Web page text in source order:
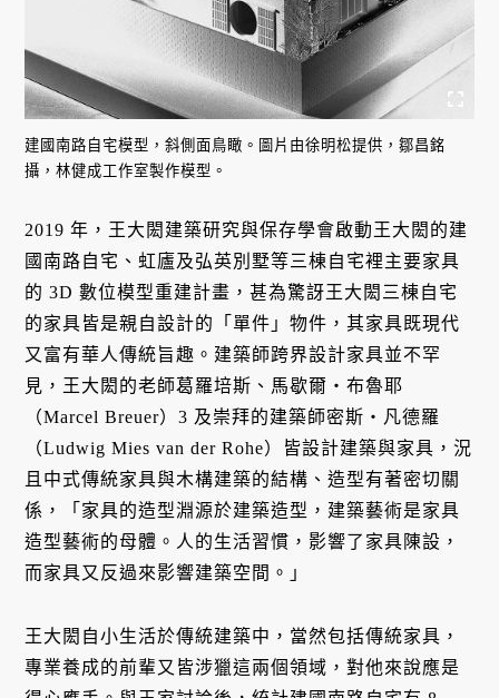
建國南路自宅模型，斜側面鳥瞰。圖片由徐明松提供，鄒昌銘
攝，林健成工作室製作模型。
2019 年，王大閎建築研究與保存學會啟動王大閎的建
國南路自宅、虹廬及弘英別墅等三棟自宅裡主要家具
的 3D 數位模型重建計畫，甚為驚訝王大閎三棟自宅
的家具皆是親自設計的「單件」物件，其家具既現代
又富有華人傳統旨趣。建築師跨界設計家具並不罕
見，王大閎的老師葛羅培斯、馬歇爾・布魯耶
（Marcel Breuer）3 及崇拜的建築師密斯・凡德羅
（Ludwig Mies van der Rohe）皆設計建築與家具，況
且中式傳統家具與木構建築的結構、造型有著密切關
係，「家具的造型淵源於建築造型，建築藝術是家具
造型藝術的母體。人的生活習慣，影響了家具陳設，
而家具又反過來影響建築空間。」
王大閎自小生活於傳統建築中，當然包括傳統家具，
專業養成的前輩又皆涉獵這兩個領域，對他來說應是